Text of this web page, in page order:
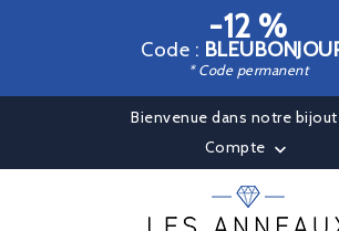
-12 %
Code :
* Code permanent
Bienvenue dans notre
Compte 